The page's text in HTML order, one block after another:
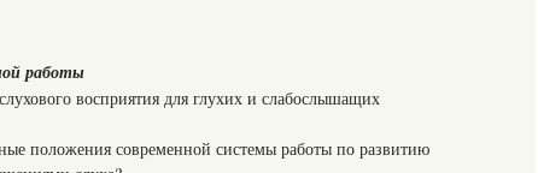
работы
восприятия для глухих и слабослышащих
современной системы работы по развитию